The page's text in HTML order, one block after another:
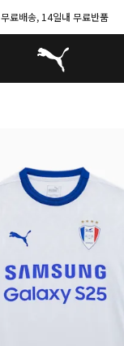
무료배송, 14일내 무료반품
푸마 홈